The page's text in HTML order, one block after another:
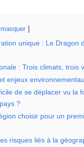
masquer
unique : Le Dragon
: Trois climats, trois
enjeux
de se déplacer vu la
?
choisir pour un
risques liés à la